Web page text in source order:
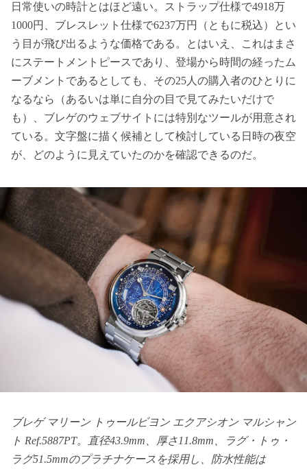
日常使いの時計とはほど遠い。ストラップ仕様で4918万
1000円、ブレスレット仕様で6237万円（ともに税込）とい
う目が飛び出るような価格である。とはいえ、これはまさ
にステートメントピースであり、登場から時間の経ったム
ーブメントであるとしても、その25人の購入者のひとりに
なるなら（あるいは単に自分の目で見てみたいだけで
も）、ブレゲのウェブサイトには特別なツールが用意され
ている。文字盤に描く候補として検討している日時の夜空
が、どのように見えていたのかを確認できるのだ。
ブレゲ マリーン トゥールビヨン エクアシオン マルシャン
ト Ref.5887PT。直径43.9mm、厚さ11.8mm、ラグ・トゥ・
ラグ51.5mmのプラチナケースを採用し、防水性能は